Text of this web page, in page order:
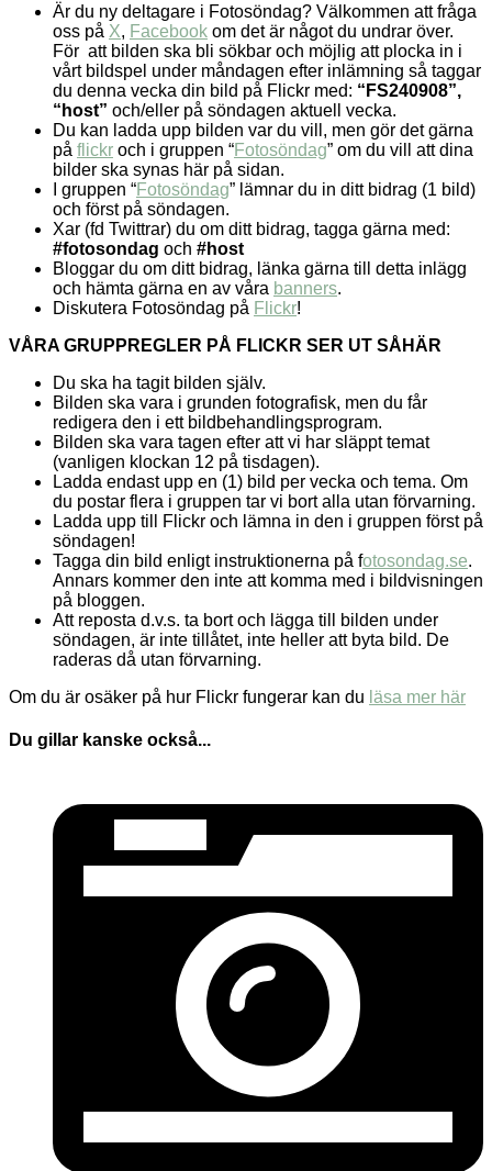
Är du ny deltagare i Fotosöndag? Välkommen att fråga
oss på X, Facebook om det är något du undrar över.
För att bilden ska bli sökbar och möjlig att plocka in i
vårt bildspel under måndagen efter inlämning så taggar
du denna vecka din bild på Flickr med: “FS240908”,
“host” och/eller på söndagen aktuell vecka.
Du kan ladda upp bilden var du vill, men gör det gärna
på flickr och i gruppen “Fotosöndag” om du vill att dina
bilder ska synas här på sidan.
I gruppen “Fotosöndag” lämnar du in ditt bidrag (1 bild)
och först på söndagen.
Xar (fd Twittrar) du om ditt bidrag, tagga gärna med:
#fotosondag och #host
Bloggar du om ditt bidrag, länka gärna till detta inlägg
och hämta gärna en av våra banners.
Diskutera Fotosöndag på Flickr!
VÅRA GRUPPREGLER PÅ FLICKR SER UT SÅHÄR
Du ska ha tagit bilden själv.
Bilden ska vara i grunden fotografisk, men du får
redigera den i ett bildbehandlingsprogram.
Bilden ska vara tagen efter att vi har släppt temat
(vanligen klockan 12 på tisdagen).
Ladda endast upp en (1) bild per vecka och tema. Om
du postar flera i gruppen tar vi bort alla utan förvarning.
Ladda upp till Flickr och lämna in den i gruppen först på
söndagen!
Tagga din bild enligt instruktionerna på fotosondag.se.
Annars kommer den inte att komma med i bildvisningen
på bloggen.
Att reposta d.v.s. ta bort och lägga till bilden under
söndagen, är inte tillåtet, inte heller att byta bild. De
raderas då utan förvarning.
Om du är osäker på hur Flickr fungerar kan du läsa mer här
Du gillar kanske också...